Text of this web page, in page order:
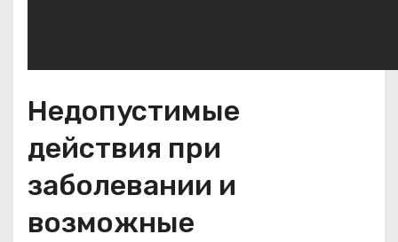
Недопустимые
действия при
заболевании и
возможные